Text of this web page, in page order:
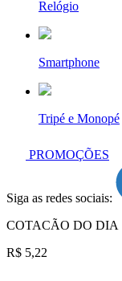
Relógio
Smartphone
Tripé e Monopé
PROMOÇÕES
Siga as redes sociais:
COTACÃO DO DIA
R$ 5,22